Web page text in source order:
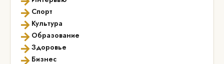
→ Спорт
→ Культура
→ Образование
→Здоровье
→ Бизнес